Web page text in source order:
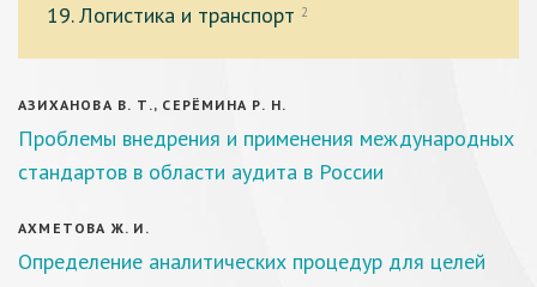
19. Логистика и транспорт 2
АЗИХАНОВА В. Т., СЕРЁМИНА Р. Н.
Проблемы внедрения и применения международных
стандартов в области аудита в России
АХМЕТОВА Ж. И.
Определение аналитических процедур для целей